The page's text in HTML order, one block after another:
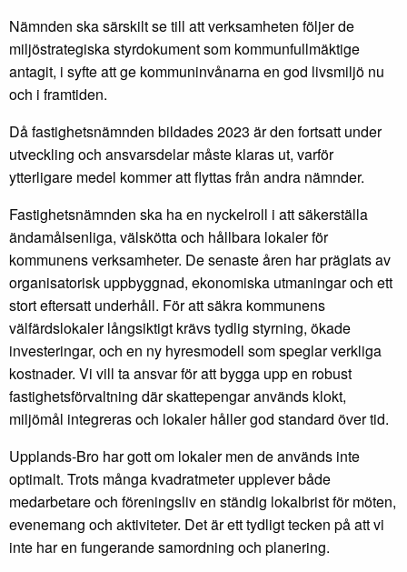
Nämnden ska särskilt se till att verksamheten följer de
miljöstrategiska styrdokument som kommunfullmäktige
antagit, i syfte att ge kommuninvånarna en god livsmiljö nu
och i framtiden.
Då fastighetsnämnden bildades 2023 är den fortsatt under
utveckling och ansvarsdelar måste klaras ut, varför
ytterligare medel kommer att flyttas från andra nämnder.
Fastighetsnämnden ska ha en nyckelroll i att säkerställa
ändamålsenliga, välskötta och hållbara lokaler för
kommunens verksamheter. De senaste åren har präglats av
organisatorisk uppbyggnad, ekonomiska utmaningar och ett
stort eftersatt underhåll. För att säkra kommunens
välfärdslokaler långsiktigt krävs tydlig styrning, ökade
investeringar, och en ny hyresmodell som speglar verkliga
kostnader. Vi vill ta ansvar för att bygga upp en robust
fastighetsförvaltning där skattepengar används klokt,
miljömål integreras och lokaler håller god standard över tid.
Upplands-Bro har gott om lokaler men de används inte
optimalt. Trots många kvadratmeter upplever både
medarbetare och föreningsliv en ständig lokalbrist för möten,
evenemang och aktiviteter. Det är ett tydligt tecken på att vi
inte har en fungerande samordning och planering.